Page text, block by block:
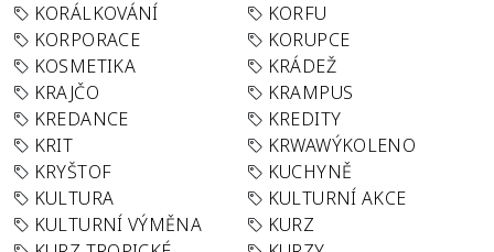
KORÁLKOVÁNÍ
KORFU
KORPORACE
KORUPCE
KOSMETIKA
KRÁDEŽ
KRAJČO
KRAMPUS
KREDANCE
KREDITY
KRIT
KRWAWÝKOLENO
KRYŠTOF
KUCHYNĚ
KULTURA
KULTURNÍ AKCE
KULTURNÍ VÝMĚNA
KURZ